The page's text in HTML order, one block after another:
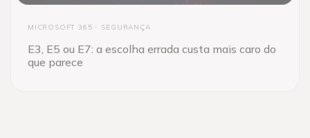
MICROSOFT 365 SEGURANÇA
E3, E5 ou E7: a escolha errada custa mais caro do
que parece